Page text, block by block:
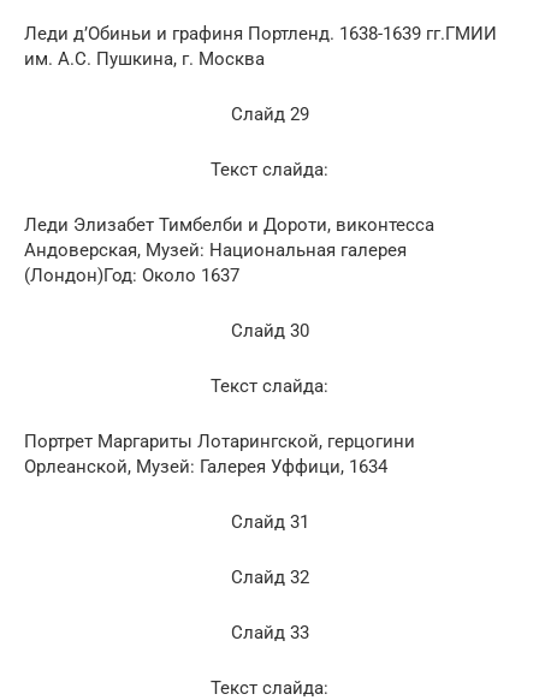
Леди д’Обиньи и графиня Портленд. 1638-1639 гг.ГМИИ
им. А.С. Пушкина, г. Москва
Слайд 29
Текст слайда:
Леди Элизабет Тимбелби и Дороти, виконтесса
Андоверская, Музей: Национальная галерея
(Лондон)Год: Около 1637
Слайд 30
Текст слайда:
Портрет Маргариты Лотарингской, герцогини
Орлеанской, Музей: Галерея Уффици, 1634
Слайд 31
Слайд 32
Слайд 33
Текст слайда: